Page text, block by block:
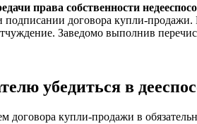
права собственности
подписании договора купли-продажи.
Заведомо выполнив
убедиться в
договора купли-продажи в